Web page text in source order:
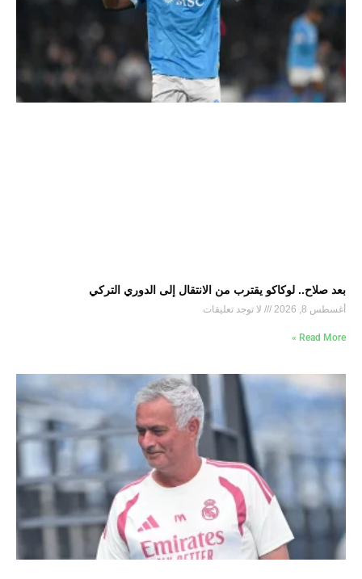
بعد صلاح.. لوكاكو يقترب من الانتقال إلى الدوري التركي
أغسطس 8, 2026 لا توجد تعليقات
Read More »